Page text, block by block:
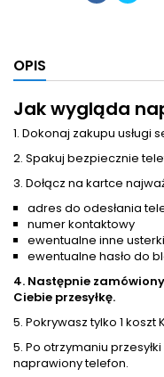
OPIS
Jak wygląda
1. Dokonaj zakupu usługi
2. Spakuj bezpiecznie
3. Dołącz na kartce
adres do odesłania
numer kontaktowy
ewentualne inne
ewentualne hasło do
4. Następnie
Ciebie przesyłkę.
5. Pokrywasz tylko 1 koszt
5. Po otrzymaniu
naprawiony telefon.